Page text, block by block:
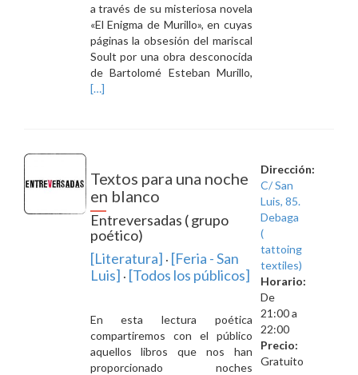
a través de su misteriosa novela
«El Enigma de Murillo», en cuyas
páginas la obsesión del mariscal
Soult por una obra desconocida
de Bartolomé Esteban Murillo,
[…]
Textos para una noche
en blanco
Entreversadas ( grupo
poético)
[Literatura] · [Feria - San
Luis] · [Todos los públicos]
En esta lectura poética
compartiremos con el público
aquellos libros que nos han
proporcionado noches
Dirección:
C/ San
Luis, 85.
Debaga
(
tattoing
textiles)
Horario:
De
21:00 a
22:00
Precio:
Gratuito